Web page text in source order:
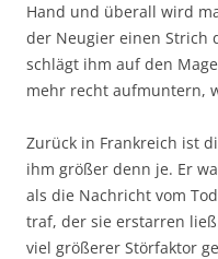
Hand und überall wird
der Neugier einen Strich
schlägt ihm auf den
mehr recht aufmuntern,
Zurück in Frankreich ist
ihm größer denn je. Er
als die Nachricht vom
traf, der sie erstarren
viel größerer Störfaktor